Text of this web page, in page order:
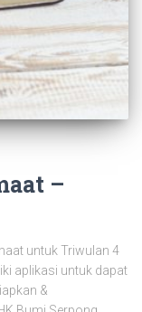
–
untuk Triwulan 4
aplikasi untuk dapat
&